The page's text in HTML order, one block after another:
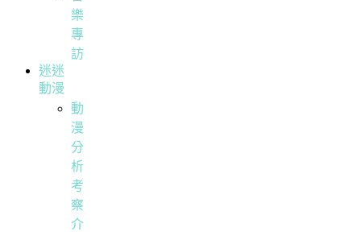
樂
專
訪
迷迷
動漫
動
漫
分
析
考
察
介